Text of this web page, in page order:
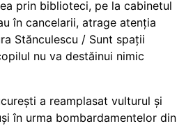
prin biblioteci, pe la cabinetul
în cancelarii, atrage atenția
Stănculescu / Sunt spații
nu va destăinui nimic
a reamplasat vulturul și
în urma bombardamentelor din